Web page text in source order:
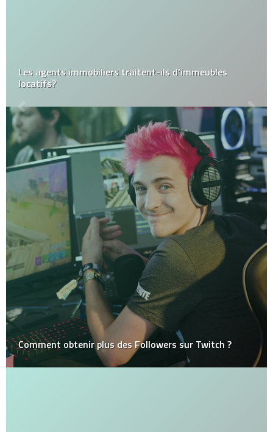
Les agents immobiliers traitent-ils d’immeubles
locatifs?
Comment obtenir plus des Followers sur Twitch ?